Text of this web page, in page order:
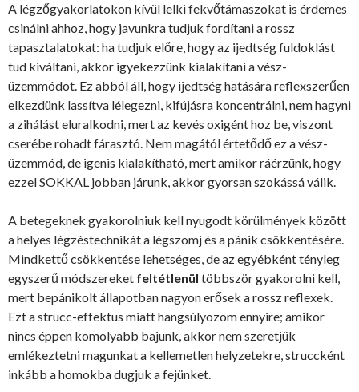
A légzőgyakorlatokon kívül lelki fekvőtámaszokat is érdemes
csinálni ahhoz, hogy javunkra tudjuk fordítani a rossz
tapasztalatokat: ha tudjuk előre, hogy az ijedtség fuldoklást
tud kiváltani, akkor igyekezzünk kialakítani a vész-
üzemmódot. Ez abból áll, hogy ijedtség hatására reflexszerűen
elkezdünk lassítva lélegezni, kifújásra koncentrálni, nem hagyni
a zihálást eluralkodni, mert az kevés oxigént hoz be, viszont
cserébe rohadt fárasztó. Nem magától értetődő ez a vész-
üzemmód, de igenis kialakítható, mert amikor ráérzünk, hogy
ezzel SOKKAL jobban járunk, akkor gyorsan szokássá válik.
A betegeknek gyakorolniuk kell nyugodt körülmények között
a helyes légzéstechnikát a légszomj és a pánik csökkentésére.
Mindkettő csökkentése lehetséges, de az egyébként tényleg
egyszerű módszereket feltétlenül többször gyakorolni kell,
mert bepánikolt állapotban nagyon erősek a rossz reflexek.
Ezt a strucc-effektus miatt hangsúlyozom ennyire; amikor
nincs éppen komolyabb bajunk, akkor nem szeretjük
emlékeztetni magunkat a kellemetlen helyzetekre, struccként
inkább a homokba dugjuk a fejünket.